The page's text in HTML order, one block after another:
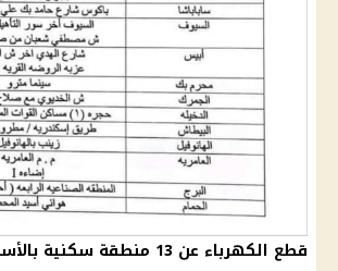
قطع الكهرباء عن 13 منطقة سكنية بالأسكندرية غدا